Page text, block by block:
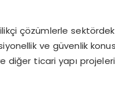
çözümlerle
ve güvenlik
diğer ticari yapı